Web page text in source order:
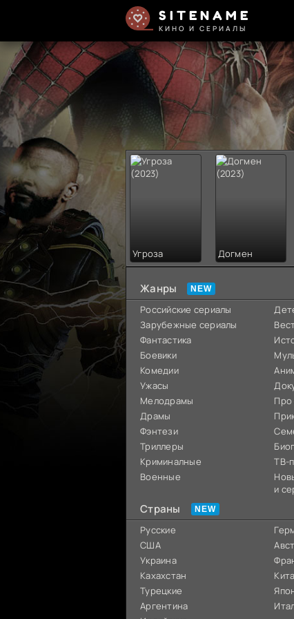
SITENAME
КИНО И СЕРИАЛЫ
Угроза Догмен
Жанры
Российские сериалы
Зарубежные сериалы
Фантастика
Боевики
Комедии
Ужасы
Мелодрамы
Драмы
Фэнтези
Триллеры
Криминалные
Военные
Про
ТВ-
и
Страны
Русские
США
Украина
Кахахстан
Турецкие
Аргентина